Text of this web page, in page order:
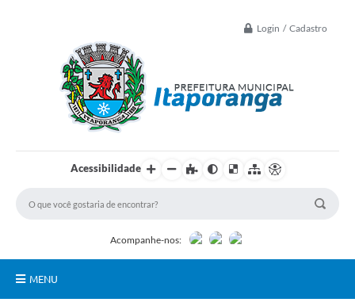
Login / Cadastro
Acessibilidade
Acompanhe-nos:
MENU